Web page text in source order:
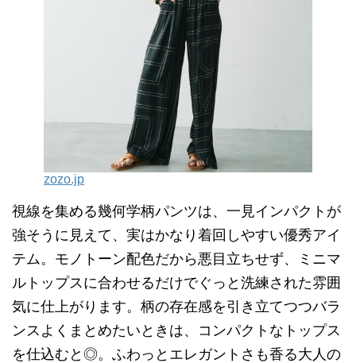
zozo.jp
視線を集める幾何学柄パンツは、一見インパクトが
強そうに見えて、実はかなり着回しやすい優秀アイ
テム。モノトーン配色だから悪目立ちせず、ミニマ
ルトップスに合わせるだけでぐっと洗練された雰囲
気に仕上がります。柄の存在感を引き立てつつバラ
ンスよくまとめたいときは、コンパクトなトップス
を仕込むと◎。ふわっとエレガントさも香る大人の